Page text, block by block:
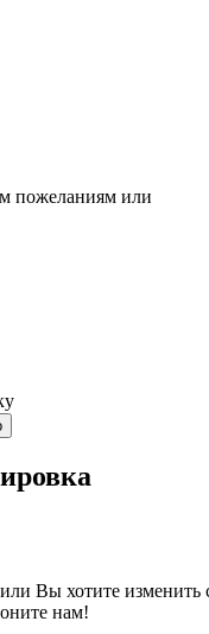
пожеланиям или
или Вы хотите
нам!